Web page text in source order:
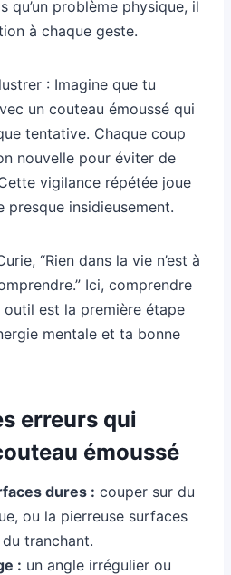
qu’un problème physique, il
à chaque geste.
: Imagine que tu
un couteau émoussé qui
tentative. Chaque coup
nouvelle pour éviter de
vigilance répétée joue
presque insidieusement.
“Rien dans la vie n’est à
Ici, comprendre
outil est la première étape
mentale et ta bonne
erreurs qui
émoussé
dures : couper sur du
ou la pierreuse surfaces
du tranchant.
: un angle irrégulier ou